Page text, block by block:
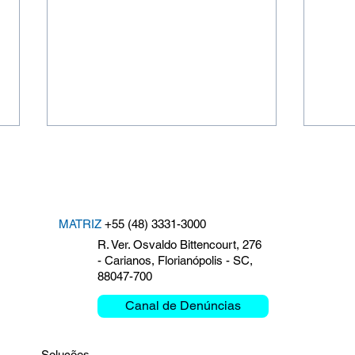
Nosso compromisso com a
segurança: Simulado de
Emergência 2025
MATRIZ +55 (48) 3331-3000
R. Ver. Osvaldo Bittencourt, 276
- Carianos, Florianópolis - SC,
88047-700
Canal de Denúncias